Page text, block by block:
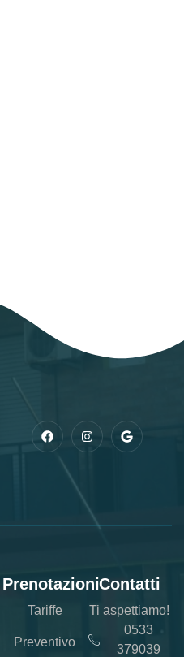
Prenotazioni
Tariffe
Preventivo
Contatti
Ti aspettiamo!
0533
379039